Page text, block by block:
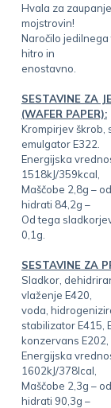
Hvala za
mojstrovin!
Naročilo
hitro in
enostavno.
SESTAVINE ZA
(WAFER PAPER):
Krompirjev škrob,
emulgator E322.
Energijska
1518kJ/359kcal,
Maščobe 2,8g –
hidrati 84,2g –
Od tega
0,1g.
SESTAVINE ZA
Sladkor,
vlaženje E420,
voda,
stabilizator E415,
konzervans E202,
Energijska
1602kJ/378lcal,
Maščobe 2,3g –
hidrati 90,3g –